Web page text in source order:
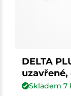
DELTA
uzavřené,
Skladem 7